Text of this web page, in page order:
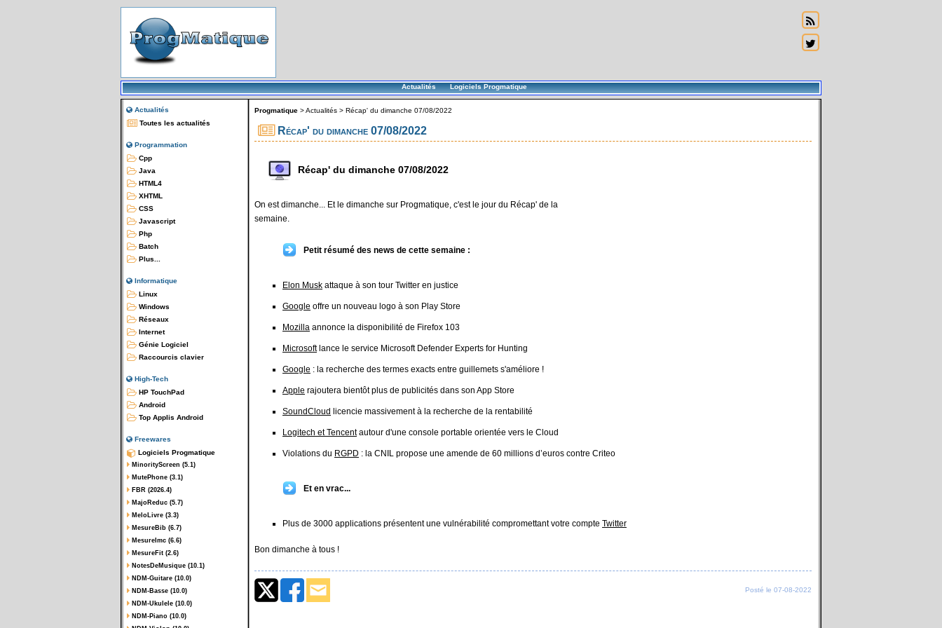
Actualités Logiciels Progmatique
Actualités
Toutes les actualités
Programmation
Cpp
Java
HTML4
XHTML
CSS
Javascript
Php
Batch
Plus...
Informatique
Linux
Windows
Réseaux
Internet
Génie Logiciel
Raccourcis clavier
High-Tech
HP TouchPad
Android
Top Applis Android
Freewares
Logiciels Progmatique
MinorityScreen (5.1)
MutePhone (3.1)
FBR (2026.4)
MajoReduc (5.7)
MeloLivre (3.3)
MesureBib (6.7)
MesureImc (6.6)
MesureFit (2.6)
NotesDeMusique (10.1)
NDM-Guitare (10.0)
NDM-Basse (10.0)
NDM-Ukulele (10.0)
NDM-Piano (10.0)
Progmatique >Actualités > Récap' du dimanche 07/08/2022
Récap' du dimanche 07/08/2022
Récap' du dimanche 07/08/2022
On est dimanche... Et le dimanche sur Progmatique, c'est le jour du Récap' de la
semaine.
Petit résumé des news de cette semaine :
Elon Musk attaque à son tour Twitter en justice
Google offre un nouveau logo à son Play Store
Mozilla annonce la disponibilité de Firefox 103
Microsoftlance le service Microsoft Defender Experts for Hunting
Google : la recherche des termes exacts entre guillemets s'améliore !
Apple rajoutera bientôt plus de publicités dans son App Store
SoundCloud licencie massivement à la recherche de la rentabilité
Logitech et Tencentautour d'une console portable orientée vers le Cloud
Violations du RGPD : la CNIL propose une amende de 60 millions d’euros contre Criteo
Et en vrac...
Plus de 3000 applications présentent une vulnérabilité compromettant votre compte Twitter
Bon dimanche à tous !
Posté le 07-08-2022